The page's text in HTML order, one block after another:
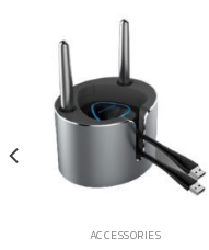
ACCESSORIES